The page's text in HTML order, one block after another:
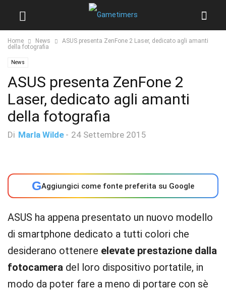
Home News
ASUS presenta ZenFone 2 Laser, dedicato agli amanti
della fotografia
News
ASUS presenta ZenFone 2
Laser, dedicato agli amanti
della fotografia
Di Marla Wilde - 24 Settembre 2015
GAggiungici come fonte preferita su Google
ASUS ha appena presentato un nuovo modello
di smartphone dedicato a tutti colori che
desiderano ottenere elevate prestazione dalla
fotocamera del loro dispositivo portatile, in
modo da poter fare a meno di portare con sè